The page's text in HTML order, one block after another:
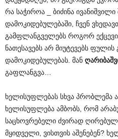
რა საჭიროა _ ბიძინა
დამოკიდებულებაში, ჩვენ
გამფლანგველებს როგორ
ნათესავებს არ მიუტევებს
დამოკიდებულებას. მან
გაფლანგვა…
ხელისუფლებას სხვა პრობლემა
ხელისუფლება ამბობს, რომ
საცხოვრებელი ძვირად ღირებული
მყიდველი, ვისთვის აშენებენ?